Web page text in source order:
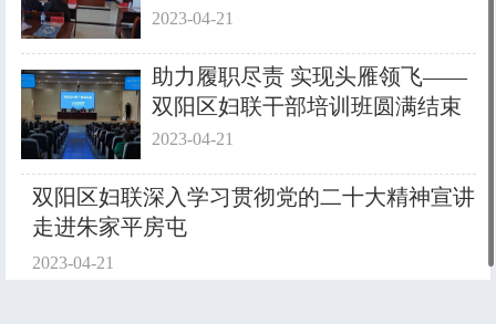
2023-04-21
助力履职尽责 实现头雁领飞——
双阳区妇联干部培训班圆满结束
2023-04-21
双阳区妇联深入学习贯彻党的二十大精神宣讲
走进朱家平房屯
2023-04-21